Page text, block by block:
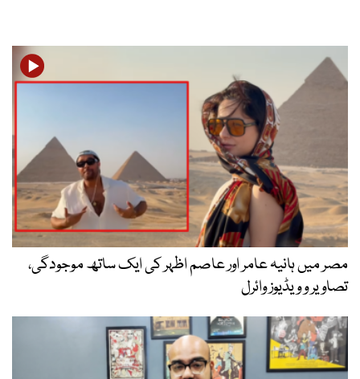
مصر میں ہانیہ عامر اور عاصم اظہر کی ایک ساتھ موجودگی،
تصاویر و ویڈیوز وائرل